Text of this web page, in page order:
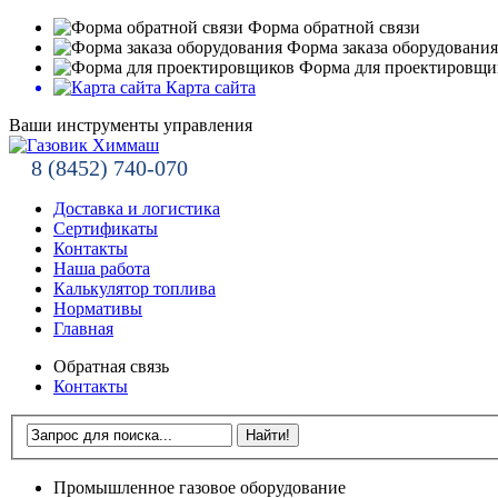
Форма обратной связи
Форма заказа оборудования
Форма для
Карта сайта
Ваши инструменты управления
8 (8452) 740-070
Доставка и логистика
Сертификаты
Контакты
Наша работа
Калькулятор топлива
Нормативы
Главная
Обратная связь
Контакты
Промышленное газовое оборудование